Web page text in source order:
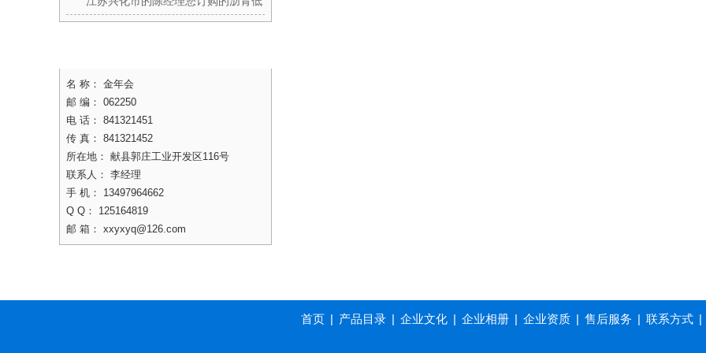
测定仪等设备已发出
名 称： 金年会
邮 编： 062250
电 话： 841321451
传 真： 841321452
所在地： 献县郭庄工业开发区116号
联系人： 李经理
手 机： 13497964662
Q Q： 125164819
邮 箱： xxyxyq@126.com
首页 | 产品目录 | 企业文化 | 企业相册 | 企业资质 | 售后服务 | 联系方式 |